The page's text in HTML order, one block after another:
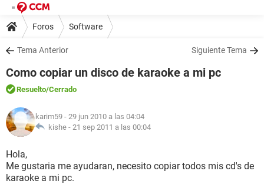
Foros Software
Tema Anterior Siguiente Tema
Como copiar un disco de karaoke a mi pc
Resuelto/Cerrado
karim59 - 29 jun 2010 a las 04:04
kishe - 21 sep 2011 a las 00:04
Hola,
Me gustaria me ayudaran, necesito copiar todos mis cd's de
karaoke a mi pc.